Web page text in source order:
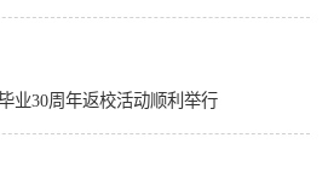
业30周年返校活动顺利举行